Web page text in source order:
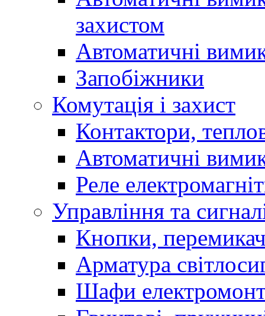
захистом
Автоматичні
Запобіжники
Комутація і захист
Контактори,
Автоматичні
Реле
Управління та
Кнопки,
Арматура
Шафи